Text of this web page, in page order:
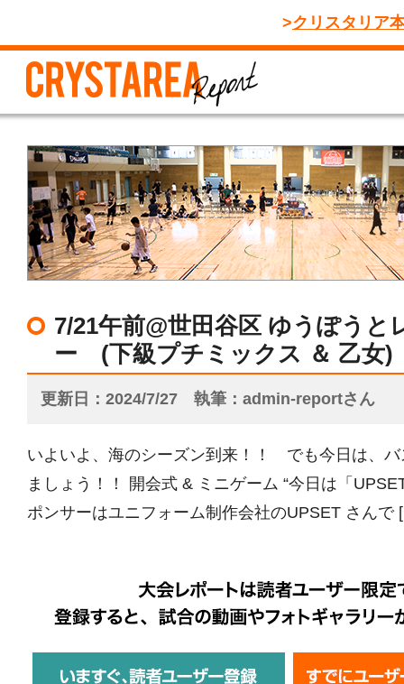
クリスタリア
7/21午前@世田谷区 ゆうぽうと
ー (下級プチミックス ＆ 乙女)
更新日 2024/7/27 執筆 admin-reportさん
いよいよ、海のシーズン到来！！ でも今日は、バ
ましょう！！ 開会式 & ミニゲーム “今日は「
ポンサーはユニフォーム制作会社のUPSET さん